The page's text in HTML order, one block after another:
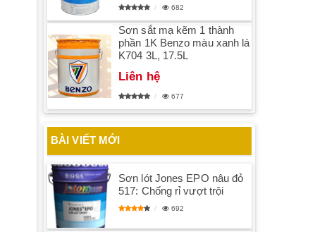
682
Sơn sắt mạ kẽm 1 thành
phần 1K Benzo màu xanh lá
K704 3L, 17.5L
Liên hệ
677
BÀI VIẾT MỚI
Sơn lót Jones EPO nâu đỏ
517: Chống rỉ vượt trội
692